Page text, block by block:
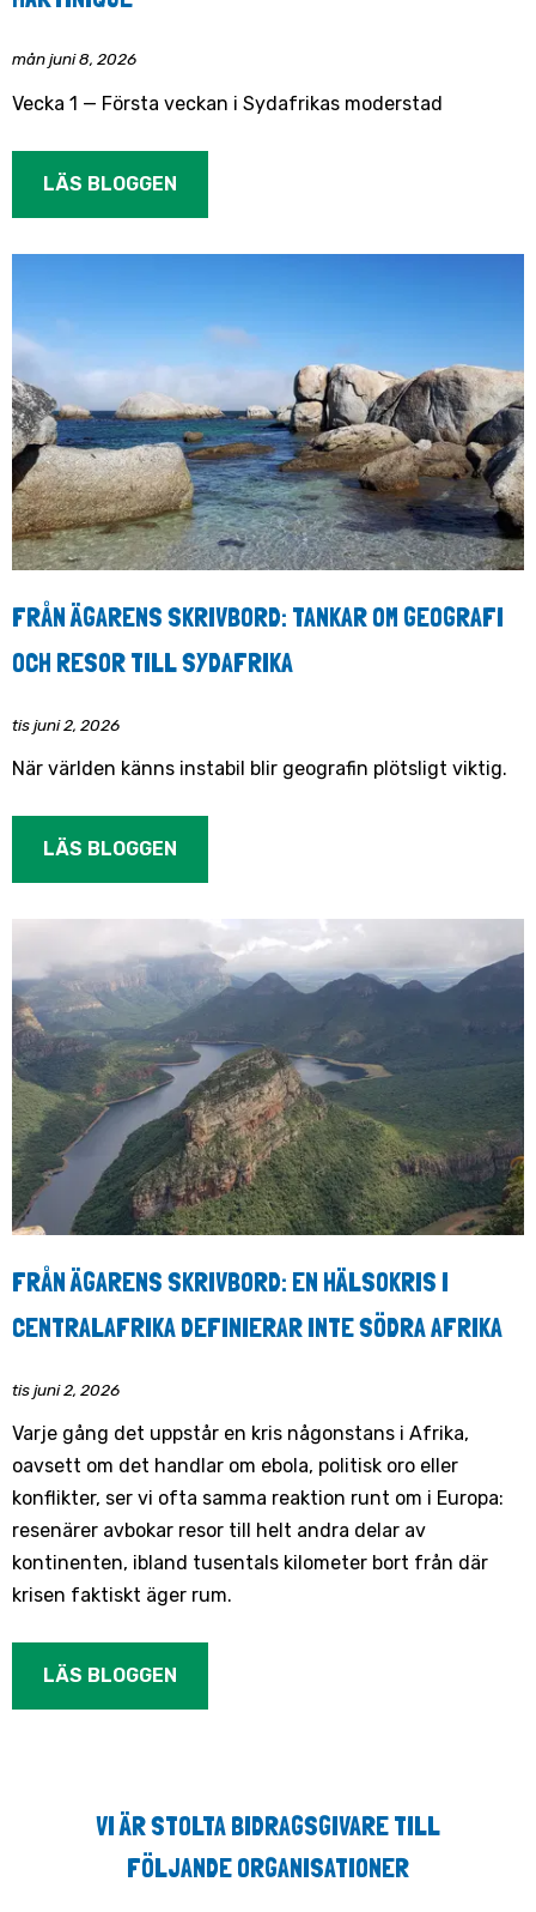
mån juni 8, 2026
Vecka 1 — Första veckan i Sydafrikas moderstad
LÄS BLOGGEN
FRÅN ÄGARENS SKRIVBORD: TANKAR OM GEOGRAFI
OCH RESOR TILL SYDAFRIKA
tis juni 2, 2026
När världen känns instabil blir geografin plötsligt viktig.
LÄS BLOGGEN
FRÅN ÄGARENS SKRIVBORD: EN HÄLSOKRIS I
CENTRALAFRIKA DEFINIERAR INTE SÖDRA AFRIKA
tis juni 2, 2026
Varje gång det uppstår en kris någonstans i Afrika,
oavsett om det handlar om ebola, politisk oro eller
konflikter, ser vi ofta samma reaktion runt om i Europa:
resenärer avbokar resor till helt andra delar av
kontinenten, ibland tusentals kilometer bort från där
krisen faktiskt äger rum.
LÄS BLOGGEN
VI ÄR STOLTA BIDRAGSGIVARE TILL
FÖLJANDE ORGANISATIONER